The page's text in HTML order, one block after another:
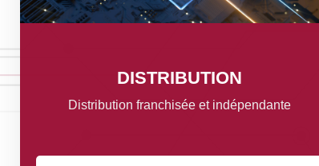
DISTRIBUTION
Distribution franchisée et indépendante